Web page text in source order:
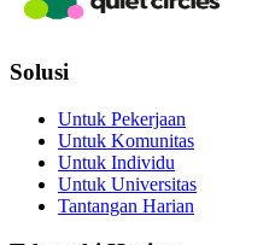
Solusi
Untuk Pekerjaan
Untuk Komunitas
Untuk Individu
Untuk Universitas
Tantangan Harian